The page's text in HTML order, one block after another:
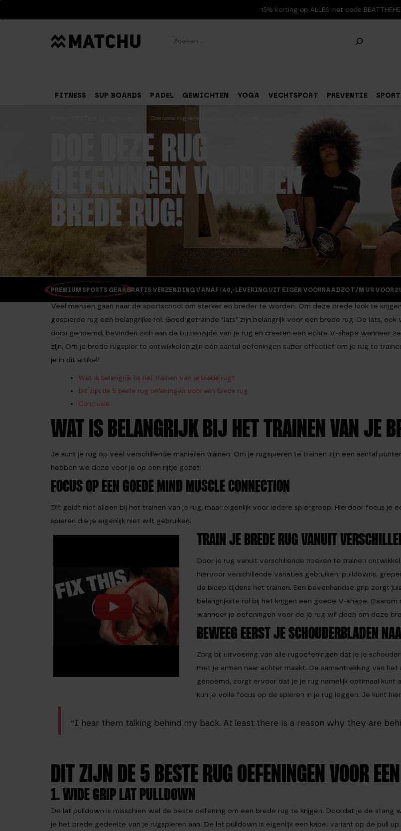
15% korting op ALLES met code
FITNESS SUP BOARDS PADEL GEWICHTEN YOGA VECHTSPORT PREVENTIE
Doe deze rug oefeningen voor een brede rug!
DOE DEZE RUG
OEFENINGEN VOOR EEN
BREDE RUG!
PREMIUM SPORTS GEARGRATIS VERZENDING VANAF €40,- LEVERING UIT EIGEN VOORRAADZO T/M VR VOOR
Veel mensen gaan naar de sportschool om sterker en breder te worden. Om deze brede look te
gespierde rug een belangrijke rol. Goed getrainde ‘lats’ zijn belangrijk voor een brede rug. De lats, ook
dorsi genoemd, bevinden zich aan de buitenzijde van je rug en creëren een echte V-shape wanneer
zijn. Om je brede rugspier te ontwikkelen zijn een aantal oefeningen super effectief om je rug te
je in dit artikel!
Wat is belangrijk bij het trainen van je brede rug?
Dit zijn de 5 beste rug oefeningen voor een brede rug
Conclusie
WAT IS BELANGRIJK BIJ HET TRAINEN VAN JE
Je kunt je rug op veel verschillende manieren trainen. Om je rugspieren te trainen zijn een aantal
hebben we deze voor je op een rijtje gezet:
FOCUS OP EEN GOEDE MIND MUSCLE CONNECTION
Dit geldt niet alleen bij het trainen van je rug, maar eigenlijk voor iedere spiergroep. Hierdoor focus je
spieren die je eigenlijk niet wilt gebruiken.
TRAIN JE BREDE RUG VANUIT
Door je rug vanuit verschillende hoeken te trainen
hiervoor verschillende variaties gebruiken: pulldowns,
de bicep tijdens het trainen. Een bovenhandse grip zorgt
belangrijkste rol bij het krijgen een goede V-shape.
wanneer je oefeningen voor de je rug wil doen om deze
BEWEEG EERST JE SCHOUDERBLADEN
Zorg bij uitvoering van alle rugoefeningen dat je je
met je armen naar achter maakt. De samentrekking van
genoemd, zorgt ervoor dat je je rug namelijk optimaal kunt
kun je volle focus op de spieren in je rug leggen. Je kunt
“I hear them talking behind my back. At least there is a reason why they are
DIT ZIJN DE 5 BESTE RUG OEFENINGEN VOOR
1. WIDE GRIP LAT PULLDOWN
De lat pulldown is misschien wel de beste oefening om een brede rug te krijgen. Doordat je de
je het brede gedeelte van je rugspieren aan. De lat pulldown is eigenlijk een kabel variant op de pull